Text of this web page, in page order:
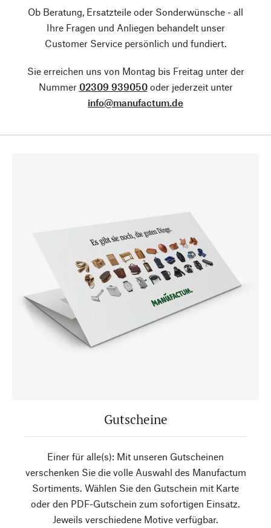
Ob Beratung, Ersatzteile oder Sonderwünsche - all
Ihre Fragen und Anliegen behandelt unser
Customer Service persönlich und fundiert.
Sie erreichen uns von Montag bis Freitag unter der
Nummer 02309 939050oder jederzeit unter
info@manufactum.de
Gutscheine
Einer für alle(s): Mit unseren Gutscheinen
verschenken Sie die volle Auswahl des Manufactum
Sortiments. Wählen Sie den Gutschein mit Karte
oder den PDF-Gutschein zum sofortigen Einsatz.
Jeweils verschiedene Motive verfügbar.